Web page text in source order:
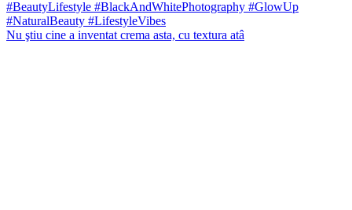
Nu ştiu cine a inventat crema asta, cu textura atâ